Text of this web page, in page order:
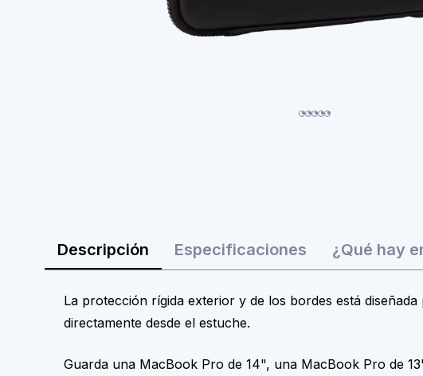
Descripción Especificaciones ¿Qué hay
La protección rígida exterior y de los bordes está
directamente desde el estuche.
Guarda una MacBook Pro de 14", una MacBook Pro de